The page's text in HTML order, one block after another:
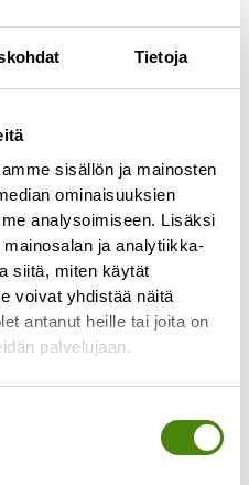
Tietoja
sisällön ja mainosten
ominaisuuksien
analysoimiseen. Lisäksi
ja analytiikka-
siitä, miten käytät
voivat yhdistää näitä
antanut heille tai joita on
palvelujaan.
kautta. Löydät
ja suuremmat
Huom!
on henkilökuntaa.
vastaanottorajat
jätteiden